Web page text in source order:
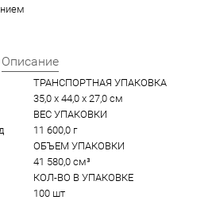
Описание
ТРАНСПОРТНАЯ УПАКОВКА
35,0 x 44,0 x 27,0 см
ВЕС УПАКОВКИ
11 600,0 г
ОБЪЕМ УПАКОВКИ
41 580,0 см³
КОЛ-ВО В УПАКОВКЕ
100 шт